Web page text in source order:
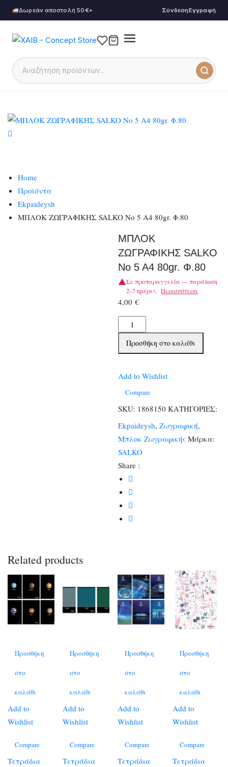
Δωρεάν αποστολή 50€+ ΣύνδεσηΕγγραφή
Home
Προϊόντα
Ekpaideysh
ΜΠΛΟΚ ΖΩΓΡΑΦΙΚΗΣ SALKO Νο 5 Α4 80gr. Φ.80
ΜΠΛΟΚ
ΖΩΓΡΑΦΙΚΗΣ SALKO
Νο 5 Α4 80gr. Φ.80
Σε προπαραγγελία — παράδοση
2–7 ημέρες. Περισσότερα
4,00€
ΜΠΛΟΚ
ΖΩΓΡΑΦΙΚΗΣ
SALKO
5
Α4
Φ.80
ποσότητα
Προσθήκη στο καλάθι
Add to Wishlist
Compare
SKU: 1868150 ΚΑΤΗΓΟΡΙΕΣ:
Ekpaideysh,Ζωγραφική,
Μπλοκ Ζωγραφικής Μάρκα:
SALKO
Share :
Related products
Προσθήκη
στο
καλάθι
Add to
Wishlist
Compare
Τετράδια
Προσθήκη
στο
καλάθι
Add to
Wishlist
Compare
Τετράδια
Προσθήκη
στο
καλάθι
Add to
Wishlist
Compare
Τετράδια
Προσθήκη
στο
καλάθι
Add to
Wishlist
Compare
Τετράδια